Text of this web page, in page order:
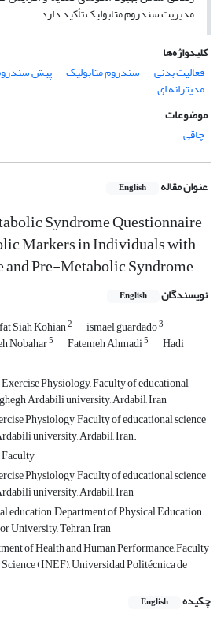
مدیریت سندروم متابولیک تأکید دارد.
کلیدواژه‌ها
فعالیت بدنی
سندروم متابولیک پیش
مدیترانه ای
موضوعات
چاقی
عنوان مقاله English
Syndrome Questionnaire
Markers in Individuals with
Pre-Metabolic Syndrome
نویسندگان English
Siah Kohian2 ismael guardado3
Nobahar5 Fatemeh Ahmadi5 Hadi
Physiology, Faculty of educational
Ardabili university, Ardabil, Iran
Physiology, Faculty of educational science
university, Ardabil, Iran.
Physiology, Faculty of educational science
university, Ardabil, Iran
education, Department of Physical Education
University, Tehran, Iran
of Health and Human Performance, Faculty
(INEF), Universidad Politécnica de
چکیده
English